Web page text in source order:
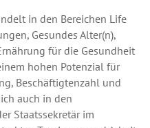
in den Bereichen Life
Gesundes Alter(n),
für die Gesundheit
hohen Potenzial für
Beschäftigtenzahl und
auch in den
Staatssekretär im